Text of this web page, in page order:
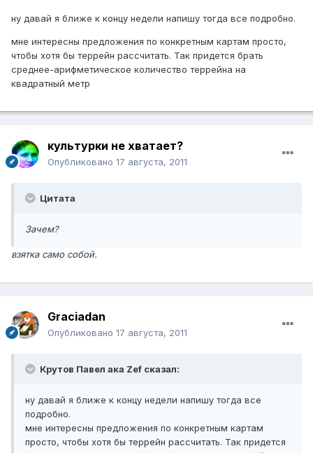
ну давай я ближе к концу недели напишу тогда все подробно.
мне интересны предложения по конкретным картам просто,
чтобы хотя бы террейн рассчитать. Так придется брать
среднее-арифметическое количество террейна на
квадратный метр
культурки не хватает?
Опубликовано 17 августа, 2011
Цитата
Зачем?
взятка само собой.
Graciadan
Опубликовано 17 августа, 2011
Крутов Павел ака Zef сказал:
ну давай я ближе к концу недели напишу тогда все
подробно.
мне интересны предложения по конкретным картам
просто, чтобы хотя бы террейн рассчитать. Так придется